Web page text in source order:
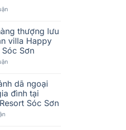
thượng lưu
villa Happy
Sơn
dã ngoại
đình tại
Sóc Sơn